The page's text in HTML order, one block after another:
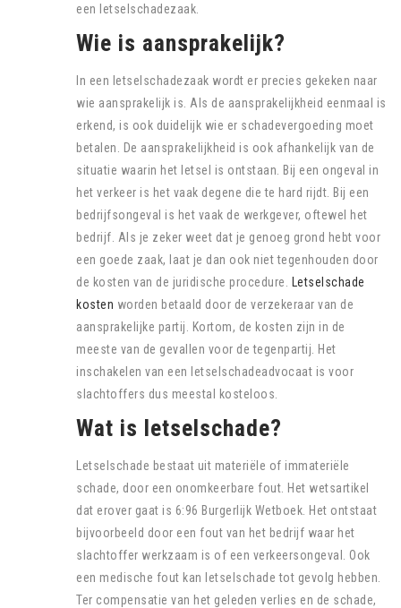
een letselschadezaak.
Wie is aansprakelijk?
In een letselschadezaak wordt er precies gekeken naar
wie aansprakelijk is. Als de aansprakelijkheid eenmaal is
erkend, is ook duidelijk wie er schadevergoeding moet
betalen. De aansprakelijkheid is ook afhankelijk van de
situatie waarin het letsel is ontstaan. Bij een ongeval in
het verkeer is het vaak degene die te hard rijdt. Bij een
bedrijfsongeval is het vaak de werkgever, oftewel het
bedrijf. Als je zeker weet dat je genoeg grond hebt voor
een goede zaak, laat je dan ook niet tegenhouden door
de kosten van de juridische procedure.
Letselschade
kosten worden betaald door de verzekeraar van de
aansprakelijke partij. Kortom, de kosten zijn in de
meeste van de gevallen voor de tegenpartij. Het
inschakelen van een letselschadeadvocaat is voor
slachtoffers dus meestal kosteloos.
Wat is letselschade?
Letselschade bestaat uit materiële of immateriële
schade, door een onomkeerbare fout. Het wetsartikel
dat erover gaat is 6:96 Burgerlijk Wetboek. Het ontstaat
bijvoorbeeld door een fout van het bedrijf waar het
slachtoffer werkzaam is of een verkeersongeval. Ook
een medische fout kan letselschade tot gevolg hebben.
Ter compensatie van het geleden verlies en de schade,